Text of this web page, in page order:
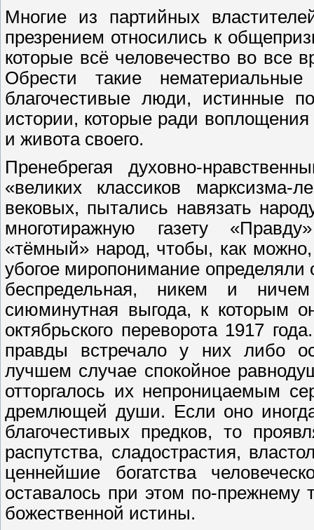
Многие из партийных
презрением относились к
которые всё человечество во все
Обрести такие
благочестивые люди, истинные
истории, которые ради
и живота своего.
Пренебрегая духовно-
«великих классиков марксизма-
вековых, пытались навязать
многотиражную газету
«тёмный» народ, чтобы, как
убогое миропонимание определяли
беспредельная, никем и
сиюминутная выгода, к которым
октябрьского переворота 1917
правды встречало у них либо
лучшем случае спокойное
отторгалось их непроницаемым
дремлющей души. Если оно
благочестивых предков, то
распутства, сладострастия,
ценнейшие богатства
оставалось при этом по-
божественной истины.